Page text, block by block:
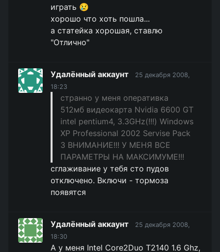
играть 😢
хорошо что хоть пошла...
а статейка хорошая, ставлю
"Отлично"
Удалённый аккаунт
25 декабря 2008,
18:23
странно у меня оперативка
512мб видеокарта Nvidia 6600 GT
intel pentium4, 3.3GHz(!!!) Windows
XP Professional 2002 Servise Pack
3 ВНИМАНИЕ!!! У МЕНЯ ВСЕ
ПАРАМЕТРЫ НА МАКСИМУМЕ!!!
сглаживание у тебя сто пудов
отключено. Включи - тормоза
появятся
Удалённый аккаунт
25 декабря 2008,
18:30
А у меня Intel Core2Duo T2140 1.6 Ghz,